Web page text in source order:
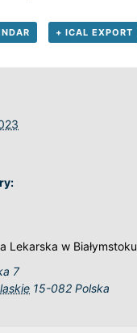
+ ICAL EXPORT
Lekarska w Białymstoku
7
15-082 Polska